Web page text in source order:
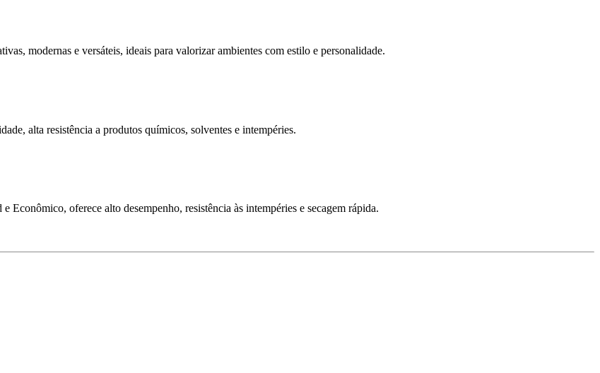
modernas e versáteis, ideais para valorizar ambientes com estilo e personalidade.
alta resistência a produtos químicos, solventes e intempéries.
oferece alto desempenho, resistência às intempéries e secagem rápida.